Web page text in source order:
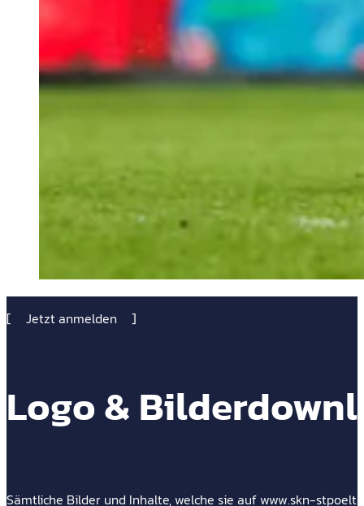
Jetzt anmelden
Logo &
Sämtliche Bilder und Inhalte, welche sie auf www.skn-